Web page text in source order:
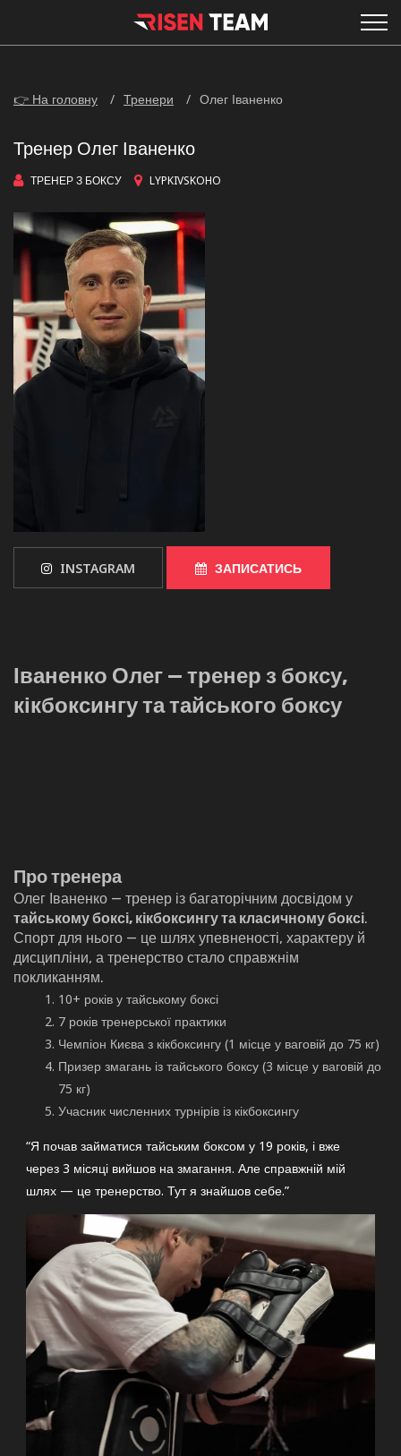
👉 На головну Тренери Олег Іваненко
Тренер Олег Іваненко
ТРЕНЕР З БОКСУ LYPKIVSKOHO
INSTAGRAM ЗАПИСАТИСЬ
Іваненко Олег — тренер з боксу,
кікбоксингу та тайського боксу
Про тренера
Олег Іваненко — тренер із багаторічним досвідом у
тайському боксі, кікбоксингу та класичному боксі.
Спорт для нього — це шлях упевненості, характеру й
дисципліни, а тренерство стало справжнім
покликанням.
10+ років у тайському боксі
7 років тренерської практики
Чемпіон Києва з кікбоксингу (1 місце у ваговій до 75 кг)
Призер змагань із тайського боксу (3 місце у ваговій до
75 кг)
Учасник численних турнірів із кікбоксингу
“Я почав займатися тайським боксом у 19 років, і вже
через 3 місяці вийшов на змагання. Але справжній мій
шлях — це тренерство. Тут я знайшов себе.”